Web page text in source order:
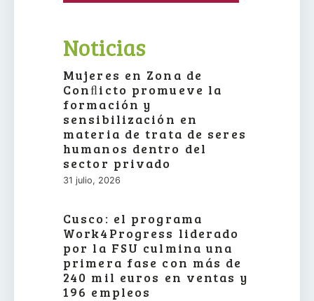
Noticias
Mujeres en Zona de
Conﬂicto promueve la
formación y
sensibilización en
materia de trata de seres
humanos dentro del
sector privado
31 julio, 2026
Cusco: el programa
Work4Progress liderado
por la FSU culmina una
primera fase con más de
240 mil euros en ventas y
196 empleos